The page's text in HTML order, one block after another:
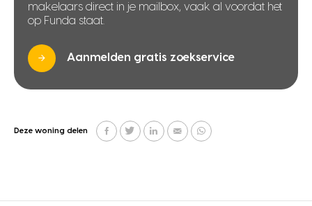
makelaars direct in je mailbox, vaak al voordat het
op Funda staat.
Aanmelden gratis zoekservice
Deze woning delen